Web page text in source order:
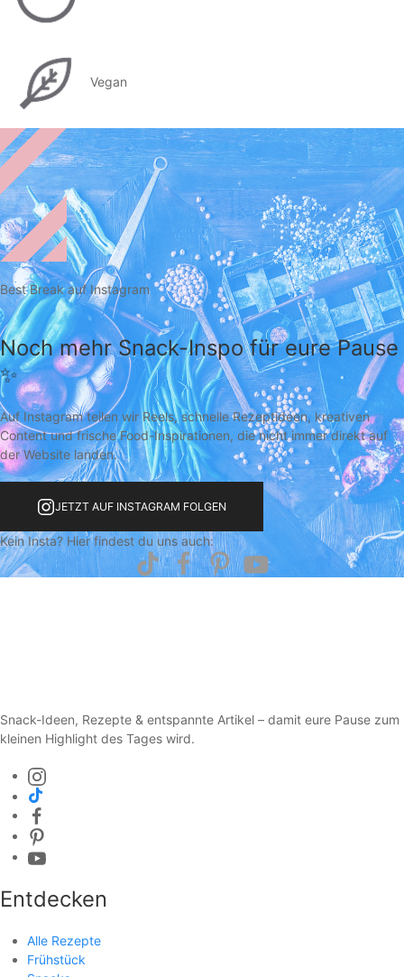
Vegan
Best Break auf Instagram
Noch mehr Snack-Inspo für eure Pause
✨
Auf Instagram teilen wir Reels, schnelle Rezeptideen, kreativen
Content und frische Food-Inspirationen, die nicht immer direkt auf
der Website landen.
JETZT AUF INSTAGRAM FOLGEN
Kein Insta? Hier findest du uns auch:
Snack-Ideen, Rezepte & entspannte Artikel – damit eure Pause zum
kleinen Highlight des Tages wird.
Entdecken
Alle Rezepte
Frühstück